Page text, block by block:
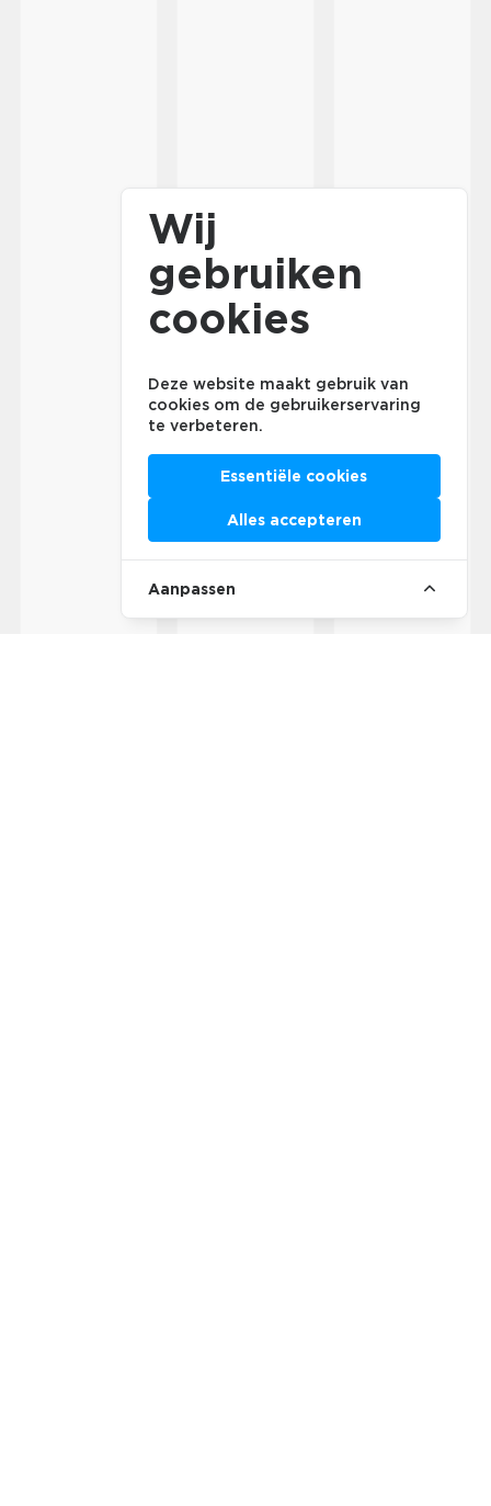
Wij
gebruiken
cookies
Deze website maakt gebruik van
cookies om de gebruikerservaring
te verbeteren.
Essentiële cookies
Alles accepteren
Aanpassen